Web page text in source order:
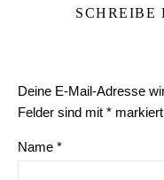
SCHREIBE
Deine E-Mail-Adresse
Felder sind mit * markiert
Name *